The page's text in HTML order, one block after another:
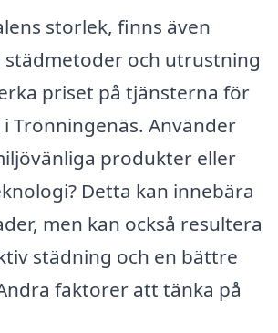
storlek, finns även
och utrustning
priset på tjänsterna för
Trönningenäs. Använder
produkter eller
Detta kan innebära
men kan också resultera
städning och en bättre
faktorer att tänka på